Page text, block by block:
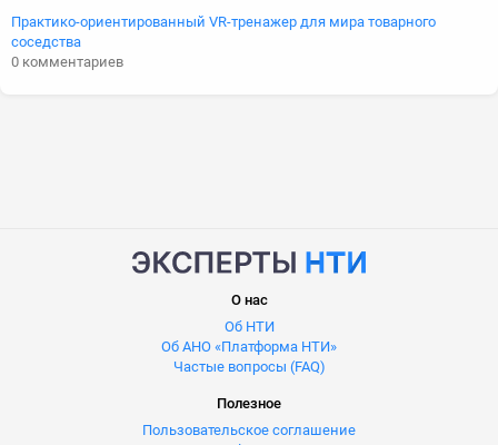
Практико-ориентированный VR-тренажер для мира товарного
соседства
0 комментариев
О нас
Об НТИ
Об АНО «Платформа НТИ»
Частые вопросы (FAQ)
Полезное
Пользовательское соглашение